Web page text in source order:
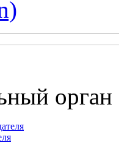
орган